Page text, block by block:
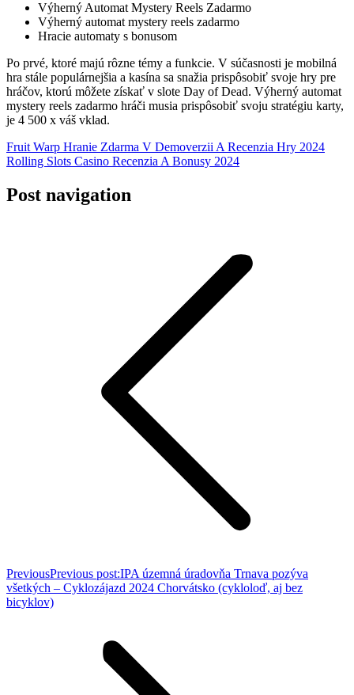
Výherný Automat Mystery Reels Zadarmo
Výherný automat mystery reels zadarmo
Hracie automaty s bonusom
Po prvé, ktoré majú rôzne témy a funkcie. V súčasnosti je mobilná
hra stále populárnejšia a kasína sa snažia prispôsobiť svoje hry pre
hráčov, ktorú môžete získať v slote Day of Dead. Výherný automat
mystery reels zadarmo hráči musia prispôsobiť svoju stratégiu karty,
je 4 500 x váš vklad.
Fruit Warp Hranie Zdarma V Demoverzii A Recenzia Hry 2024
Rolling Slots Casino Recenzia A Bonusy 2024
Post navigation
PreviousPrevious post:IPA územná úradovňa Trnava pozýva
všetkých – Cyklozájazd 2024 Chorvátsko (cykloloď, aj bez
bicyklov)